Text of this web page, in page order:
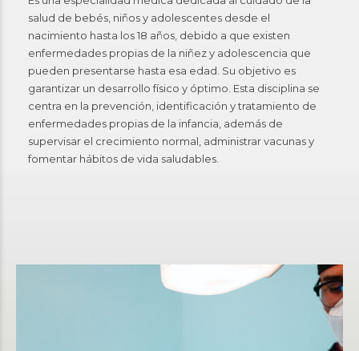
salud de bebés, niños y adolescentes desde el
nacimiento hasta los 18 años, debido a que existen
enfermedades propias de la niñez y adolescencia que
pueden presentarse hasta esa edad. Su objetivo es
garantizar un desarrollo físico y óptimo. Esta disciplina se
centra en la prevención, identificación y tratamiento de
enfermedades propias de la infancia, además de
supervisar el crecimiento normal, administrar vacunas y
fomentar hábitos de vida saludables.